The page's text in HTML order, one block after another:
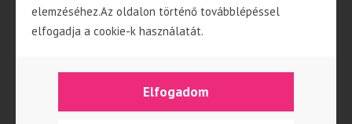
organikus
Fran – világos barna
haj/sötét rózsaszín
elemzéséhez.Az oldalon történő továbblépéssel
elfogadja a cookie-k használatát.
Elfogadom